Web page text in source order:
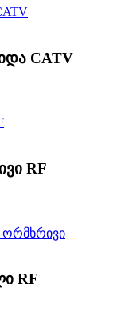
CATV
RF
RF